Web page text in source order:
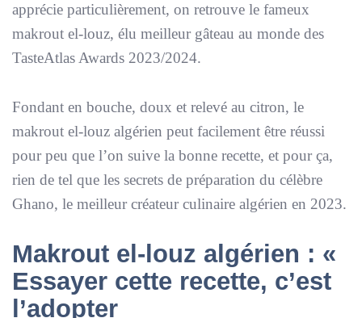
apprécie particulièrement, on retrouve le fameux
makrout el-louz, élu meilleur gâteau au monde des
TasteAtlas Awards 2023/2024.
Fondant en bouche, doux et relevé au citron, le
makrout el-louz algérien peut facilement être réussi
pour peu que l’on suive la bonne recette, et pour ça,
rien de tel que les secrets de préparation du célèbre
Ghano, le meilleur créateur culinaire algérien en 2023.
Makrout el-louz algérien : «
Essayer cette recette, c’est
l’adopter